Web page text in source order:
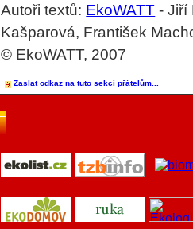
Autoři textů: EkoWATT - Jiří
Kašparová, František
© EkoWATT, 2007
Zaslat odkaz na tuto sekci přátelům...